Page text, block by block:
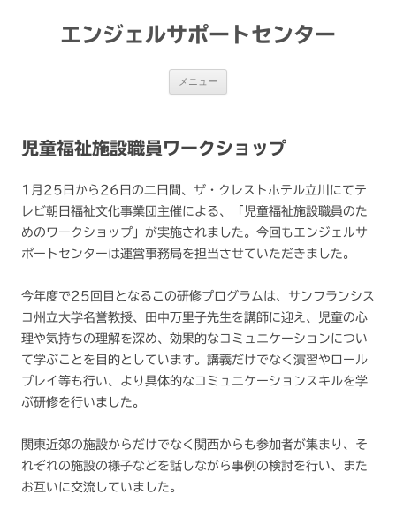
エンジェルサポートセンター
メニュー
児童福祉施設職員ワークショップ
1月25日から26日の二日間、ザ・クレストホテル立川にてテ
レビ朝日福祉文化事業団主催による、「児童福祉施設職員のた
めのワークショップ」が実施されました。今回もエンジェルサ
ポートセンターは運営事務局を担当させていただきました。
今年度で25回目となるこの研修プログラムは、サンフランシス
コ州立大学名誉教授、田中万里子先生を講師に迎え、児童の心
理や気持ちの理解を深め、効果的なコミュニケーションについ
て学ぶことを目的としています。講義だけでなく演習やロール
プレイ等も行い、より具体的なコミュニケーションスキルを学
ぶ研修を行いました。
関東近郊の施設からだけでなく関西からも参加者が集まり、そ
れぞれの施設の様子などを話しながら事例の検討を行い、また
お互いに交流していました。